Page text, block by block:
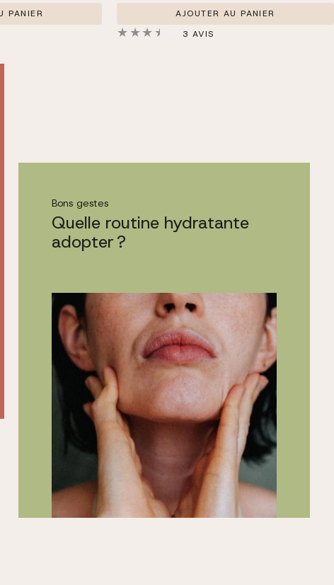
PANIER
AJOUTER AU PANIER
3 AVIS
Bons gestes
Quelle routine hydratante
adopter ?